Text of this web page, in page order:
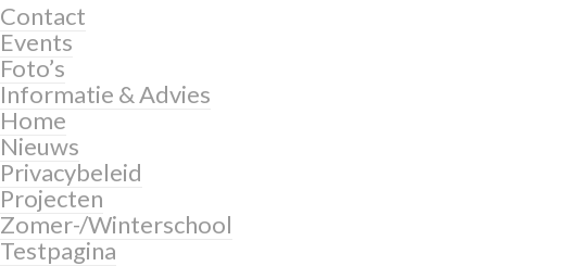
Contact
Events
Foto’s
Informatie & Advies
Home
Nieuws
Privacybeleid
Projecten
Zomer-/Winterschool
Testpagina